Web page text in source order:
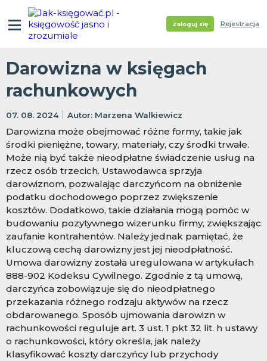
Zaloguj się Rejestracja
Darowizna w księgach
rachunkowych
07. 08. 2024 Marzena Walkiewicz
Darowizna może obejmować różne formy, takie jak
środki pieniężne, towary, materiały, czy środki trwałe.
Może nią być także nieodpłatne świadczenie usług na
rzecz osób trzecich. Ustawodawca sprzyja
darowiznom, pozwalając darczyńcom na obniżenie
podatku dochodowego poprzez zwiększenie
kosztów. Dodatkowo, takie działania mogą pomóc w
budowaniu pozytywnego wizerunku firmy, zwiększając
zaufanie kontrahentów. Należy jednak pamiętać, że
kluczową cechą darowizny jest jej nieodpłatność.
Umowa darowizny została uregulowana w artykułach
888-902 Kodeksu Cywilnego. Zgodnie z tą umową,
darczyńca zobowiązuje się do nieodpłatnego
przekazania różnego rodzaju aktywów na rzecz
obdarowanego. Sposób ujmowania darowizn w
rachunkowości reguluje art. 3 ust. 1 pkt 32 lit. h ustawy
o rachunkowości, który określa, jak należy
klasyfikować koszty darczyńcy lub przychody